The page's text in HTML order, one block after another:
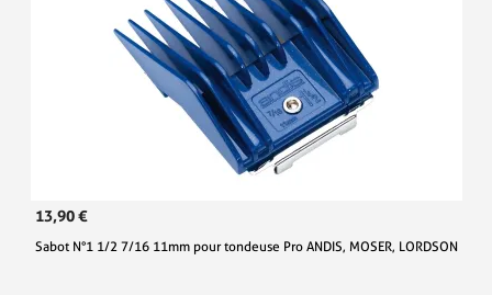
13,90 €
Sabot N°1 1/2 7/16 11mm pour tondeuse Pro ANDIS, MOSER, LORDSON